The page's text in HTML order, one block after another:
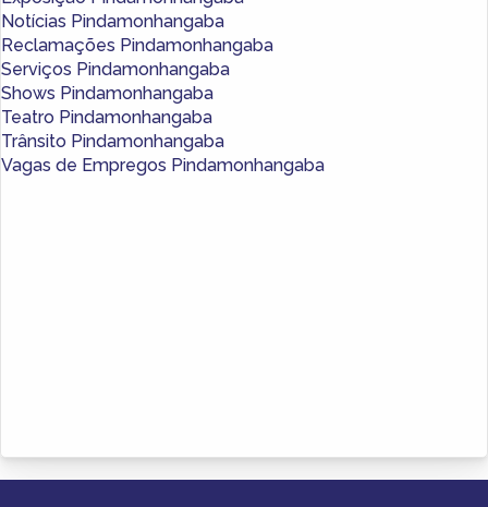
Notícias Pindamonhangaba
Reclamações Pindamonhangaba
Serviços Pindamonhangaba
Shows Pindamonhangaba
Teatro Pindamonhangaba
Trânsito Pindamonhangaba
Vagas de Empregos Pindamonhangaba